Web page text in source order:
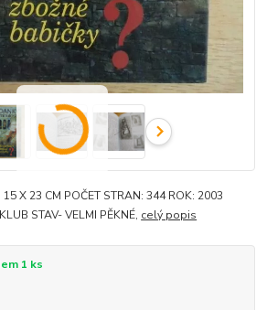
X 23 CM POČET STRAN: 344 ROK: 2003
STAV- VELMI PĚKNÉ, celý popis
1 ks